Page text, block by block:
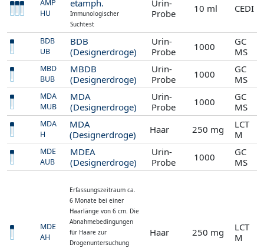
AMP
HU
etamph.
Immunologischer
Suchtest
Urin-
Probe
10 ml CEDI
BDB
UB
BDB
(Designerdroge)
Urin-
Probe
1000
GC
MS
MBD
BUB
MBDB
(Designerdroge)
Urin-
Probe
1000
GC
MS
MDA
MUB
MDA
(Designerdroge)
Urin-
Probe
1000
GC
MS
MDA
H
MDA
(Designerdroge)
Haar 250 mg
LCT
M
MDE
AUB
MDEA
(Designerdroge)
Urin-
Probe
1000
GC
MS
MDE
AH
Erfassungszeitraum ca.
6 Monate bei einer
Haarlänge von 6 cm. Die
Abnahmebedingungen
für Haare zur
Drogenuntersuchung
Haar 250 mg
LCT
M